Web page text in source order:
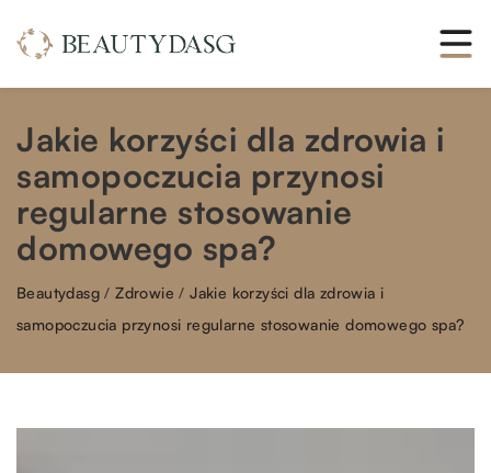
Jakie korzyści dla zdrowia i
samopoczucia przynosi
regularne stosowanie
domowego spa?
Beautydasg /Zdrowie /Jakie korzyści dla zdrowia i
samopoczucia przynosi regularne stosowanie domowego spa?